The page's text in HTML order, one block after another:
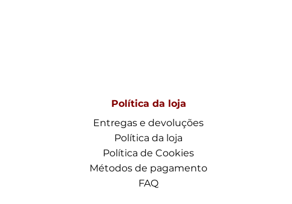
Política da loja
Entregas e devoluções
Política da loja
Política de Cookies
Métodos de pagamento
FAQ